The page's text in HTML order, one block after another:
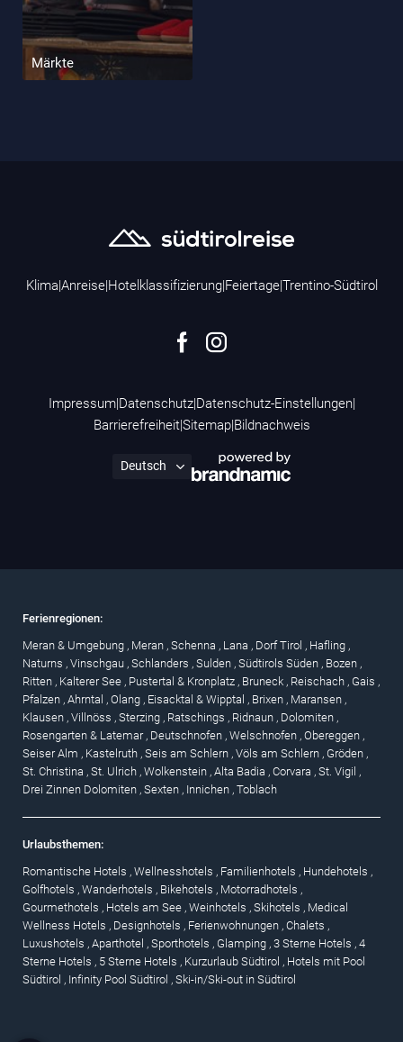
Märkte
Klima|Anreise|Hotelklassifizierung|Feiertage|Trentino-Südtirol
Impressum|Datenschutz|Datenschutz-Einstellungen|
Barrierefreiheit|Sitemap|Bildnachweis
Ferienregionen:
Meran & Umgebung , Meran , Schenna , Lana , Dorf Tirol , Hafling ,
Naturns , Vinschgau , Schlanders , Sulden , Südtirols Süden , Bozen ,
Ritten , Kalterer See , Pustertal & Kronplatz , Bruneck , Reischach , Gais ,
Pfalzen , Ahrntal , Olang , Eisacktal & Wipptal , Brixen , Maransen ,
Klausen , Villnöss , Sterzing , Ratschings , Ridnaun , Dolomiten ,
Rosengarten & Latemar , Deutschnofen , Welschnofen , Obereggen ,
Seiser Alm , Kastelruth , Seis am Schlern , Völs am Schlern , Gröden ,
St. Christina , St. Ulrich , Wolkenstein , Alta Badia , Corvara , St. Vigil ,
Drei Zinnen Dolomiten , Sexten , Innichen , Toblach
Urlaubsthemen:
Romantische Hotels , Wellnesshotels , Familienhotels , Hundehotels ,
Golfhotels , Wanderhotels , Bikehotels , Motorradhotels ,
Gourmethotels , Hotels am See , Weinhotels , Skihotels , Medical
Wellness Hotels , Designhotels , Ferienwohnungen , Chalets ,
Luxushotels , Aparthotel , Sporthotels , Glamping , 3 Sterne Hotels , 4
Sterne Hotels , 5 Sterne Hotels , Kurzurlaub Südtirol , Hotels mit Pool
Südtirol , Infinity Pool Südtirol , Ski-in/Ski-out in Südtirol